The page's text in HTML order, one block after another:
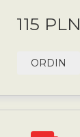
115 PLN
ORDIN